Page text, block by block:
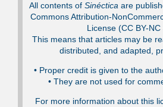
All contents of Sinéctica are
Commons Attribution-
License (CC BY-NC
This means that articles may be
distributed, and adapted,
•⁠ Proper credit is given to the
•⁠ They are not used for
For more information about this